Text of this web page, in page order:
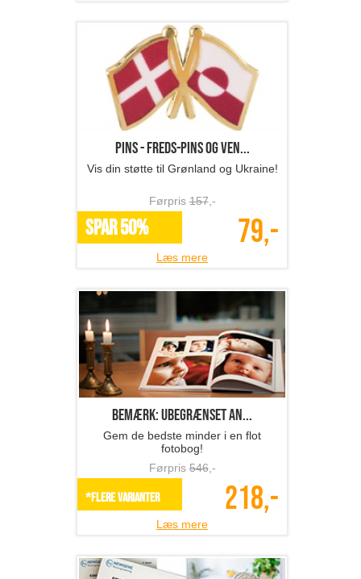
Pins - Freds-pins og ven...
Vis din støtte til Grønland og Ukraine!
Førpris157,-
SPAR 50% 79,-
Læs mere
Bemærk: Ubegrænset an...
Gem de bedste minder i en flot
fotobog!
Førpris546,-
*Flere varianter 218,-
Læs mere